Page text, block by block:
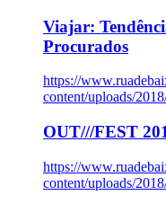
Viajar:
Procurados
https://
content/uploads/
OUT///FEST
https://
content/uploads/